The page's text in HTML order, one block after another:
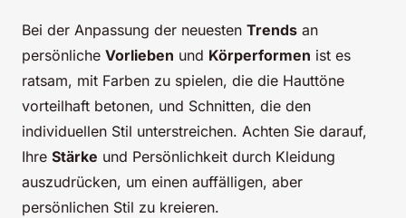
Bei der Anpassung der neuesten Trends an
persönliche Vorlieben und Körperformen ist es
ratsam, mit Farben zu spielen, die die Hauttöne
vorteilhaft betonen, und Schnitten, die den
individuellen Stil unterstreichen. Achten Sie darauf,
Ihre Stärke und Persönlichkeit durch Kleidung
auszudrücken, um einen auffälligen, aber
persönlichen Stil zu kreieren.